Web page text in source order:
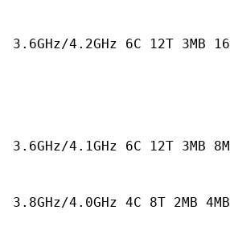
3.6GHz/4.2GHz 6C 12T 3MB
3.6GHz/4.1GHz 6C 12T 3MB
3.8GHz/4.0GHz 4C 8T 2MB